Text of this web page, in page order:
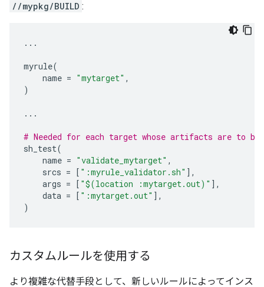
//mypkg/BUILD :
...
myrule(
name = "mytarget" ,
)
...
# Needed for each target whose artifacts are to be
sh_test(
name = "validate_mytarget" ,
srcs = [ ":myrule_validator.sh" ],
args = [ "$(location :mytarget.out)" ],
data = [ ":mytarget.out" ],
)
カスタムルールを使用する
より複雑な代替手段として、新しいルールによってインス